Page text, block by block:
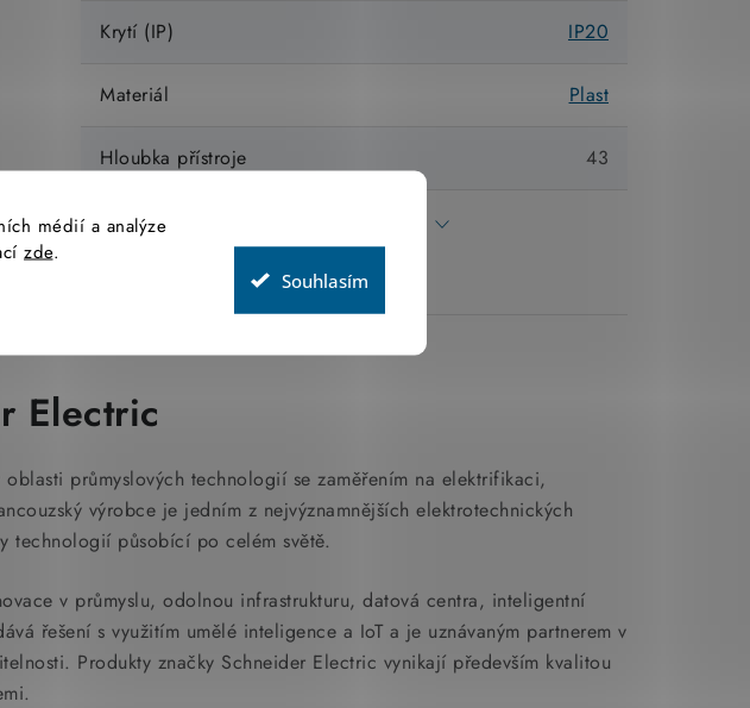
médií a analýze
zde.
Souhlasím
Krytí (IP) IP20
Materiál Plast
Hloubka přístroje 43
Electric
průmyslových technologií se zaměřením na elektrifikaci,
výrobce je jedním z nejvýznamnějších elektrotechnických
technologií působící po celém světě.
v průmyslu, odolnou infrastrukturu, datová centra, inteligentní
řešení s využitím umělé inteligence a IoT a je uznávaným partnerem v
Produkty značky Schneider Electric vynikají především kvalitou